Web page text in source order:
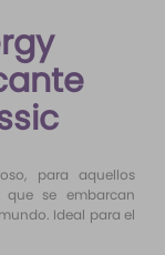
para aquellos
se embarcan
Ideal para el